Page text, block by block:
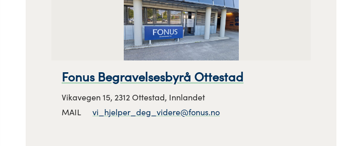
Fonus Begravelsesbyrå Ottestad
Vikavegen 15, 2312 Ottestad, Innlandet
MAIL
vi_hjelper_deg_videre@fonus.no